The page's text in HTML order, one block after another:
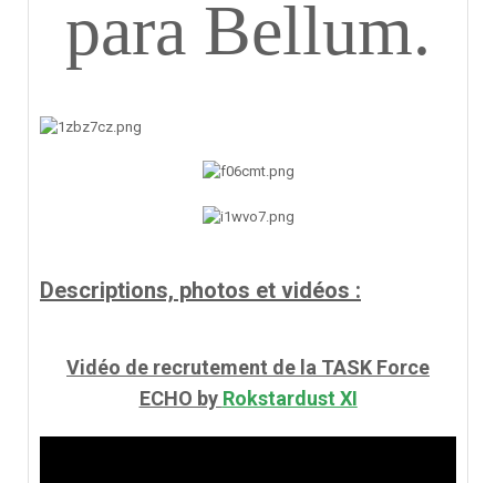
para Bellum.
Descriptions, photos et vidéos :
Vidéo de recrutement de la TASK Force
ECHO by Rokstardust XI